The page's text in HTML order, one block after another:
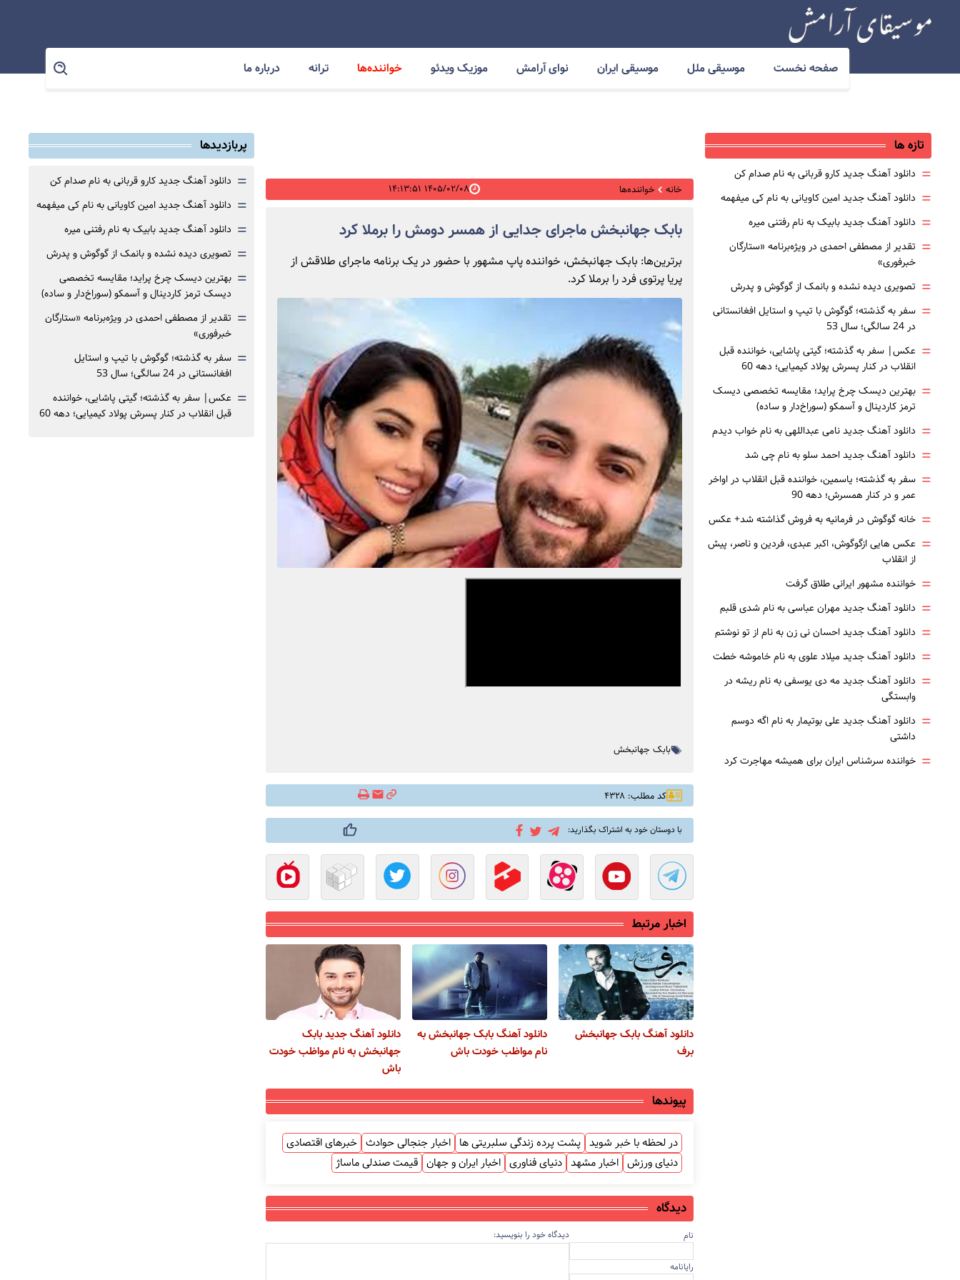
صفحه نخست موسیقی ملل موسیقی ایران نوای آرامش موزیک ویدئو خواننده‌ها ترانه درباره ما
خانه خواننده‌ها ۱۴۰۵/۰۲/۰۸ ۱۴:۱۳:۵۱
بابک جهانبخش ماجرای جدایی از همسر دومش را برملا کرد
برترین‌ها: بابک جهانبخش، خواننده پاپ مشهور با حضور در یک برنامه ماجرای طلاقش از
پریا پرتوی فرد را برملا کرد.
بابک جهانبخش
کد مطلب: ۴۳۲۸
با دوستان خود به اشتراک بگذارید:
اخبار مرتبط
دانلود آهنگ بابک جهانبخش
برف
دانلود آهنگ بابک جهانبخش به
نام مواظب خودت باش
دانلود آهنگ جدید بابک
جهانبخش به نام مواظب خودت
باش
پیوندها
در لحظه با خبر شوید پشت پرده زندگی سلبریتی ها اخبار جنجالی حوادث خبرهای اقتصادی
دنیای ورزش اخبار مشهد دنیای فناوری اخبار ایران و جهان قیمت صندلی ماساژ
دیدگاه
نام
رایانامه
دیدگاه خود را بنویسید:
تازه ها
= دانلود آهنگ جدید کارو قربانی به نام صدام کن
= دانلود آهنگ جدید امین کاویانی به نام کی میفهمه
= دانلود آهنگ جدید بابیک به نام رفتنی میره
= تقدیر از مصطفی احمدی در ویژه‌برنامه «ستارگان
خبرفوری»
= تصویری دیده نشده و بانمک از گوگوش و پدرش
= سفر به گذشته؛ گوگوش با تیپ و استایل افغانستانی
در 24 سالگی؛ سال 53
= عکس| سفر به گذشته؛ گیتی پاشایی، خواننده قبل
انقلاب در کنار پسرش پولاد کیمیایی؛ دهه 60
= بهترین دیسک چرخ پراید؛ مقایسه تخصصی دیسک
ترمز کاردینال و آسمکو (سوراخ‌دار و ساده)
= دانلود آهنگ جدید نامی عبداللهی به نام خواب دیدم
= دانلود آهنگ جدید احمد سلو به نام چی شد
= سفر به گذشته؛ یاسمین، خواننده قبل انقلاب در اواخر
عمر و در کنار همسرش؛ دهه 90
= خانه گوگوش در فرمانیه به فروش گذاشته شد+ عکس
= عکس هایی ازگوگوش، اکبر عبدی، فردین و ناصر، پیش
از انقلاب
= خواننده مشهور ایرانی طلاق گرفت
= دانلود آهنگ جدید مهران عباسی به نام شدی قلبم
= دانلود آهنگ جدید احسان نی زن به نام از تو نوشتم
= دانلود آهنگ جدید میلاد علوی به نام خاموشه خطت
= دانلود آهنگ جدید مه دی یوسفی به نام ریشه در
وابستگی
= دانلود آهنگ جدید علی بوتیمار به نام اگه دوسم
داشتی
= خواننده سرشناس ایران برای همیشه مهاجرت کرد
پربازدیدها
= دانلود آهنگ جدید کارو قربانی به نام صدام کن
= دانلود آهنگ جدید امین کاویانی به نام کی میفهمه
= دانلود آهنگ جدید بابیک به نام رفتنی میره
= تصویری دیده نشده و بانمک از گوگوش و پدرش
= بهترین دیسک چرخ پراید؛ مقایسه تخصصی
دیسک ترمز کاردینال و آسمکو (سوراخ‌دار و ساده)
= تقدیر از مصطفی احمدی در ویژه‌برنامه «ستارگان
خبرفوری»
= سفر به گذشته؛ گوگوش با تیپ و استایل
افغانستانی در 24 سالگی؛ سال 53
= عکس| سفر به گذشته؛ گیتی پاشایی، خواننده
قبل انقلاب در کنار پسرش پولاد کیمیایی؛ دهه 60